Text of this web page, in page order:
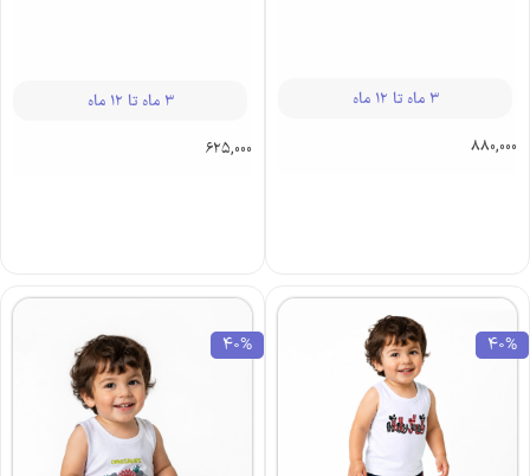
3 ماه تا 12 ماه
880,000
3 ماه تا 12 ماه
625,000
40%
40%